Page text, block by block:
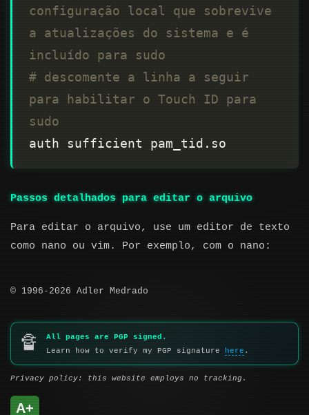
configuração local que sobrevive
a atualizações do sistema e é
incluído para sudo
# descomente a linha a seguir
para habilitar o Touch ID para
sudo
Passos detalhados para editar o arquivo
Para editar o arquivo, use um editor de texto
como nano ou vim. Por exemplo, com o nano:
© 1996-2026 Adler Medrado
🔏
All pages are PGP signed.
Learn how to verify my PGP signature
here .
Privacy policy: this website employs no tracking.
A+